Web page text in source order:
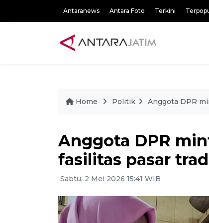
Antaranews Antara Foto Terkini
Home Politik Anggota DPR
Anggota DPR
fasilitas pasar
Sabtu, 2 Mei 2026 15:41 WIB